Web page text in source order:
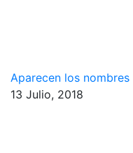
Aparecen los
13 Julio, 2018